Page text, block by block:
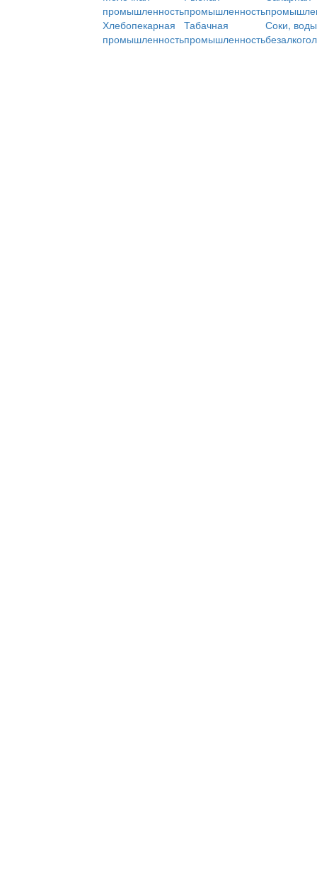
промышленностьпромышленность
Хлебопекарная
промышленность
Табачная
промышленность
Соки,